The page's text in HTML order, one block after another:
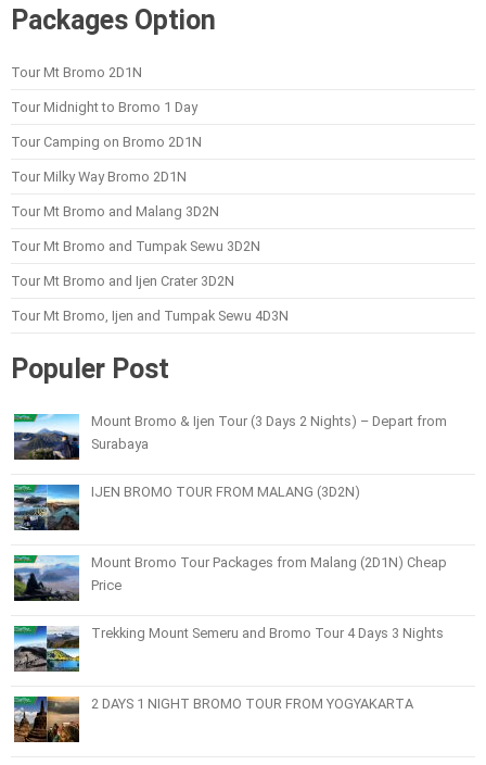
Packages Option
Tour Mt Bromo 2D1N
Tour Midnight to Bromo 1 Day
Tour Camping on Bromo 2D1N
Tour Milky Way Bromo 2D1N
Tour Mt Bromo and Malang 3D2N
Tour Mt Bromo and Tumpak Sewu 3D2N
Tour Mt Bromo and Ijen Crater 3D2N
Tour Mt Bromo, Ijen and Tumpak Sewu 4D3N
Populer Post
Mount Bromo & Ijen Tour (3 Days 2 Nights) – Depart from
Surabaya
IJEN BROMO TOUR FROM MALANG (3D2N)
Mount Bromo Tour Packages from Malang (2D1N) Cheap
Price
Trekking Mount Semeru and Bromo Tour 4 Days 3 Nights
2 DAYS 1 NIGHT BROMO TOUR FROM YOGYAKARTA